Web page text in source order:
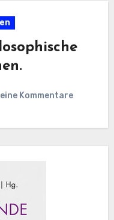
Kommentare